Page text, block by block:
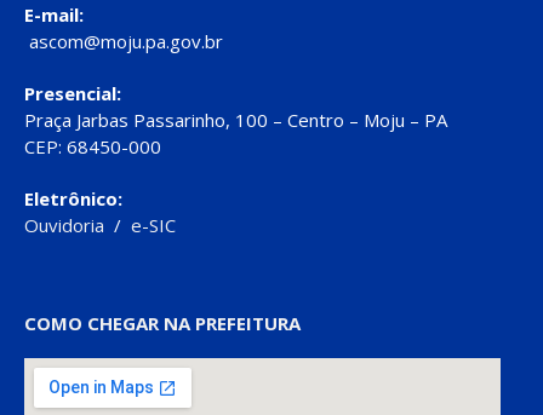
E-mail:
ascom@moju.pa.gov.br
Presencial:
Praça Jarbas Passarinho, 100 – Centro – Moju – PA
CEP: 68450-000
Eletrônico:
Ouvidoria / e-SIC
COMO CHEGAR NA PREFEITURA